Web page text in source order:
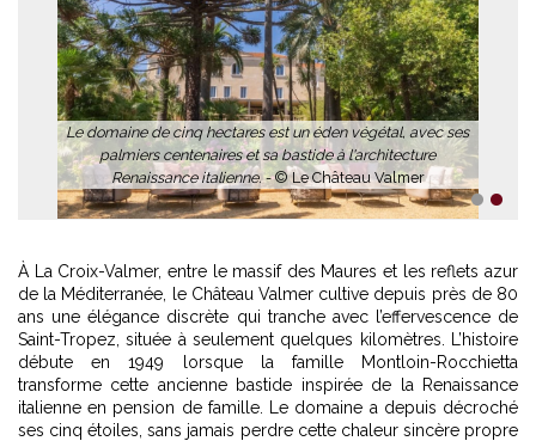
Le domaine de cinq hectares est un éden végétal, avec ses
palmiers centenaires et sa bastide à l'architecture
Renaissance italienne. -© Le Château Valmer
1
À La Croix-Valmer, entre le massif des Maures et les reflets azur
de la Méditerranée, le Château Valmer cultive depuis près de 80
ans une élégance discrète qui tranche avec l’effervescence de
Saint-Tropez, située à seulement quelques kilomètres. L’histoire
débute en 1949 lorsque la famille Montloin-Rocchietta
transforme cette ancienne bastide inspirée de la Renaissance
italienne en pension de famille. Le domaine a depuis décroché
ses cinq étoiles, sans jamais perdre cette chaleur sincère propre